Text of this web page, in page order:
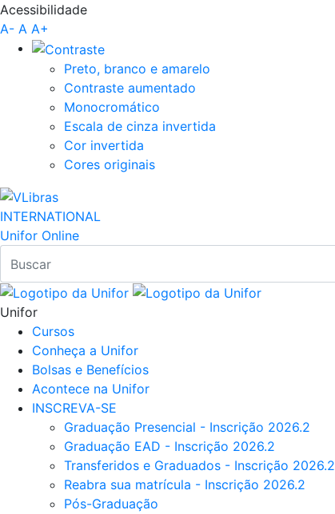
Pular para o Conteúdo principal
Acessibilidade
A- A A+
Preto, branco e amarelo
Contraste aumentado
Monocromático
Escala de cinza invertida
Cor invertida
Cores originais
INTERNATIONAL
Unifor Online
Unifor
Cursos
Conheça a Unifor
Bolsas e Benefícios
Acontece na Unifor
INSCREVA-SE
Graduação Presencial - Inscrição 2026.2
Graduação EAD - Inscrição 2026.2
Transferidos e Graduados - Inscrição 2026.2
Reabra sua matrícula - Inscrição 2026.2
Pós-Graduação